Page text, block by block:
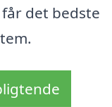
det bedste